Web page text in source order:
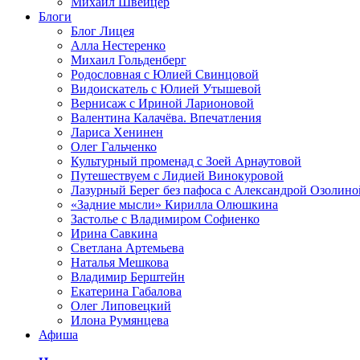
Блоги
Блог Лицея
Алла Нестеренко
Михаил Гольденберг
Родословная с Юлией Свинцовой
Видоискатель с Юлией Утышевой
Вернисаж с Ириной Ларионовой
Валентина Калачёва. Впечатления
Лариса Хенинен
Олег Гальченко
Культурный променад с Зоей Арнаутовой
Путешествуем с Лидией Винокуровой
Лазурный Берег без пафоса с Александрой
«Задние мысли» Кирилла Олюшкина
Застолье с Владимиром Софиенко
Ирина Савкина
Светлана Артемьева
Наталья Мешкова
Владимир Берштейн
Екатерина Габалова
Олег Липовецкий
Илона Румянцева
Афиша